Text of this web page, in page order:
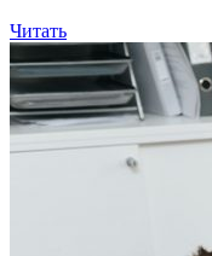
Читать